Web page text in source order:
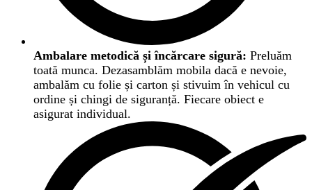
Ambalare metodică și încărcare sigură: Preluăm
toată munca. Dezasamblăm mobila dacă e nevoie,
ambalăm cu folie și carton și stivuim în vehicul cu
ordine și chingi de siguranță. Fiecare obiect e
asigurat individual.